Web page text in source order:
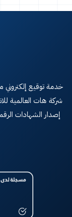
خدمة توقيع
شركة هات العالمية
إصدار الشهادات